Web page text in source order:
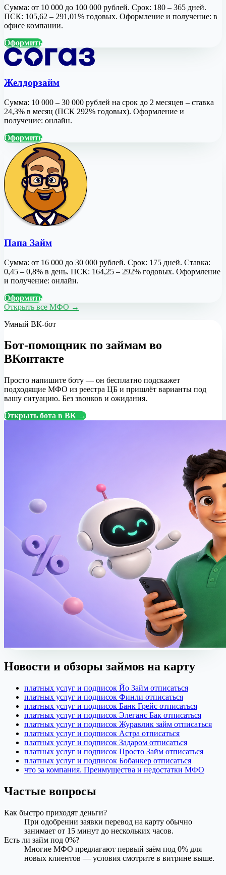
Сумма: от 10 000 до 100 000 рублей. Срок: 180 – 365 дней.
ПСК: 105,62 – 291,01% годовых. Оформление и получение: в
офисе компании.
Оформить
Желдорзайм
Сумма: 10 000 – 30 000 рублей на срок до 2 месяцев – ставка
24,3% в месяц (ПСК 292% годовых). Оформление и
получение: онлайн.
Оформить
Папа Займ
Сумма: от 16 000 до 30 000 рублей. Срок: 175 дней. Ставка:
0,45 – 0,8% в день. ПСК: 164,25 – 292% годовых. Оформление
и получение: онлайн.
Оформить
Открыть все МФО →
Умный ВК-бот
Бот-помощник по займам во
ВКонтакте
Просто напишите боту — он бесплатно подскажет
подходящие МФО из реестра ЦБ и пришлёт варианты под
вашу ситуацию. Без звонков и ожидания.
Открыть бота в ВК →
Новости и обзоры займов на карту
платных услуг и подписок Йо Займ отписаться
платных услуг и подписок Финли отписаться
платных услуг и подписок Банк Грейс отписаться
платных услуг и подписок Элеганс Бак отписаться
платных услуг и подписок Журавлик займ отписаться
платных услуг и подписок Астра отписаться
платных услуг и подписок Задаром отписаться
платных услуг и подписок Просто Займ отписаться
платных услуг и подписок Бобанкер отписаться
что за компания. Преимущества и недостатки МФО
Частые вопросы
Как быстро приходят деньги?
При одобрении заявки перевод на карту обычно
занимает от 15 минут до нескольких часов.
Есть ли займ под 0%?
Многие МФО предлагают первый заём под 0% для
новых клиентов — условия смотрите в витрине выше.